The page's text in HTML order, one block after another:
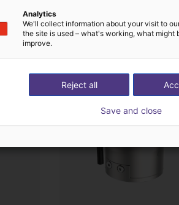
Analytics
We'll collect information about your visit to
the site is used – what's working, what might
improve.
Reject all
Save and close